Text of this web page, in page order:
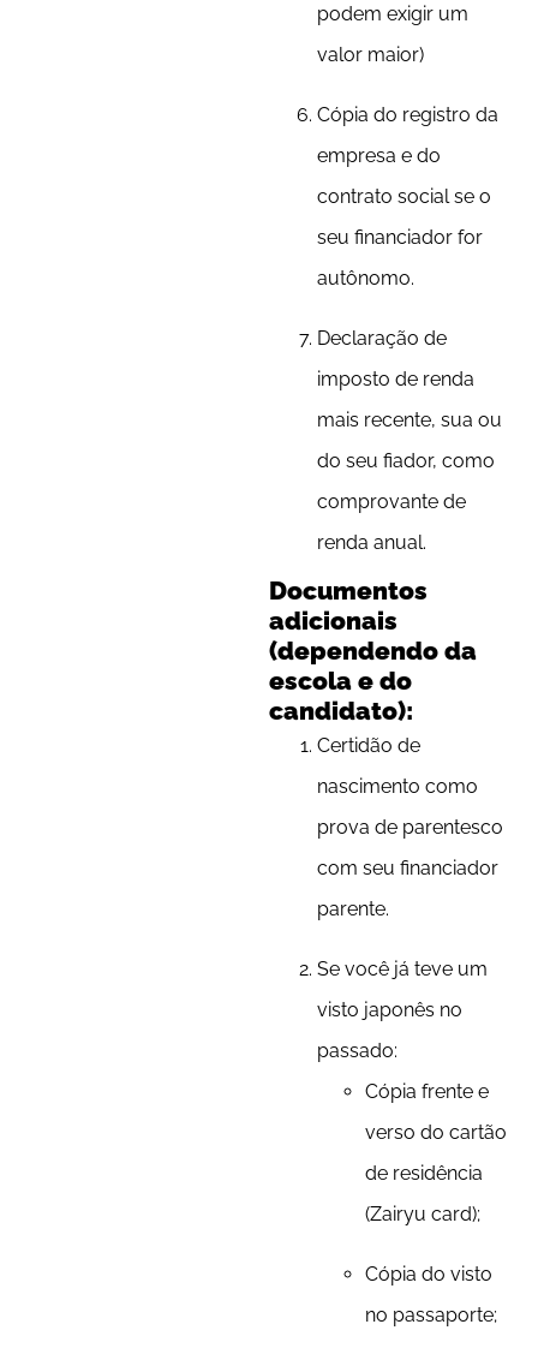
podem exigir um
valor maior)
Cópia do registro da
empresa e do
contrato social se o
seu financiador for
autônomo.
Declaração de
imposto de renda
mais recente, sua ou
do seu fiador, como
comprovante de
renda anual.
Documentos
adicionais
(dependendo da
escola e do
candidato):
Certidão de
nascimento como
prova de parentesco
com seu financiador
parente.
Se você já teve um
visto japonês no
passado:
Cópia frente e
verso do cartão
de residência
(Zairyu card);
Cópia do visto
no passaporte;